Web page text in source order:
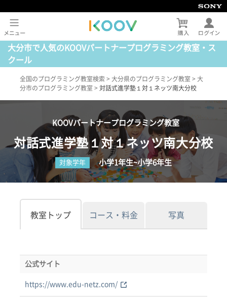
大分市で人気のKOOVパートナープログラミング教室・ス
クール
全国のプログラミング教室検索 > 大分県のプログラミング教室 > 大
分市のプログラミング教室 > 対話式進学塾１対１ネッツ南大分校
KOOVパートナープログラミング教室
対話式進学塾１対１ネッツ南大分校
対象学年 小学1年生~小学6年生
教室トップ コース・料金 写真
公式サイト
https://www.edu-netz.com/